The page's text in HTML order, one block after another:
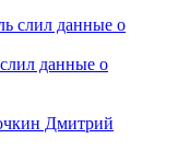
данные о
Дмитрий